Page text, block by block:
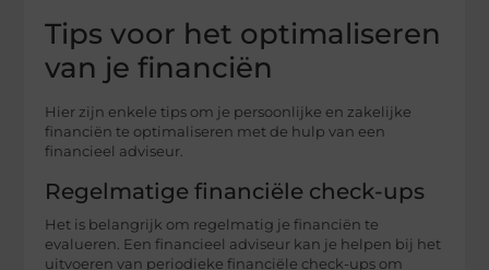
Tips voor het optimaliseren
van je financiën
Hier zijn enkele tips om je persoonlijke en zakelijke
financiën te optimaliseren met de hulp van een
financieel adviseur.
Regelmatige financiële check-ups
Het is belangrijk om regelmatig je financiën te
evalueren. Een financieel adviseur kan je helpen bij het
uitvoeren van periodieke financiële check-ups om